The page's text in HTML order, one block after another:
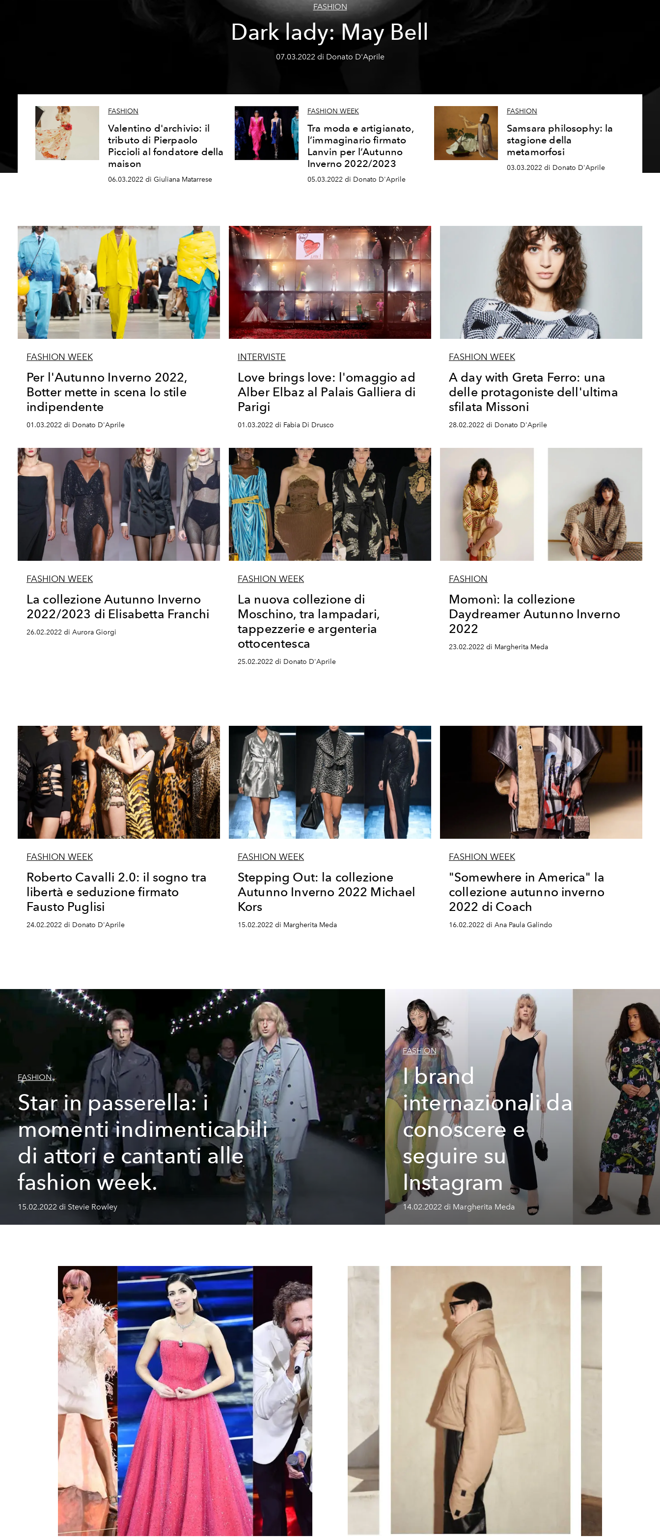
FASHION
Dark lady: May Bell
07.03.2022 di Donato D'Aprile
FASHION
Valentino d'archivio: il
tributo di Pierpaolo
Piccioli al fondatore della
maison
06.03.2022 di Giuliana Matarrese
FASHION WEEK
Tra moda e artigianato,
l’immaginario firmato
Lanvin per l’Autunno
Inverno 2022/2023
05.03.2022 di Donato D'Aprile
FASHION
Samsara philosophy: la
stagione della
metamorfosi
03.03.2022 di Donato D'Aprile
FASHION WEEK
Per l'Autunno Inverno 2022,
Botter mette in scena lo stile
indipendente
01.03.2022 di Donato D'Aprile
INTERVISTE
Love brings love: l'omaggio ad
Alber Elbaz al Palais Galliera di
Parigi
01.03.2022 di Fabia Di Drusco
FASHION WEEK
A day with Greta Ferro: una
delle protagoniste dell'ultima
sfilata Missoni
28.02.2022 di Donato D'Aprile
FASHION WEEK
La collezione Autunno Inverno
2022/2023 di Elisabetta Franchi
26.02.2022 di Aurora Giorgi
FASHION WEEK
La nuova collezione di
Moschino, tra lampadari,
tappezzerie e argenteria
ottocentesca
25.02.2022 di Donato D'Aprile
FASHION
Momonì: la collezione
Daydreamer Autunno Inverno
2022
23.02.2022 di Margherita Meda
FASHION WEEK
Roberto Cavalli 2.0: il sogno tra
libertà e seduzione firmato
Fausto Puglisi
24.02.2022 di Donato D'Aprile
FASHION WEEK
Stepping Out: la collezione
Autunno Inverno 2022 Michael
Kors
15.02.2022 di Margherita Meda
FASHION WEEK
"Somewhere in America" la
collezione autunno inverno
2022 di Coach
16.02.2022 di Ana Paula Galindo
FASHION
Star in passerella: i
momenti indimenticabili
di attori e cantanti alle
fashion week.
15.02.2022 di Stevie Rowley
FASHION
I brand
internazionali da
conoscere e
seguire su
Instagram
14.02.2022 di Margherita Meda